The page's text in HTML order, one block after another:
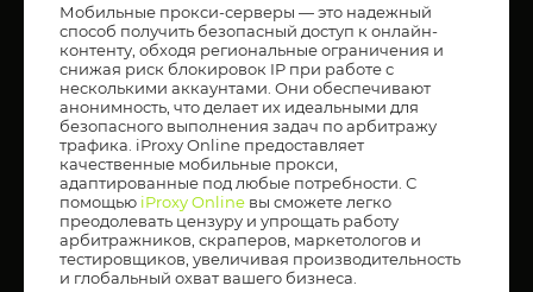
Мобильные прокси-серверы — это надежный
способ получить безопасный доступ к онлайн-
контенту, обходя региональные ограничения и
снижая риск блокировок IP при работе с
несколькими аккаунтами. Они обеспечивают
анонимность, что делает их идеальными для
безопасного выполнения задач по арбитражу
трафика. iProxy Online предоставляет
качественные мобильные прокси,
адаптированные под любые потребности. С
помощью iProxy Online вы сможете легко
преодолевать цензуру и упрощать работу
арбитражников, скраперов, маркетологов и
тестировщиков, увеличивая производительность
и глобальный охват вашего бизнеса.